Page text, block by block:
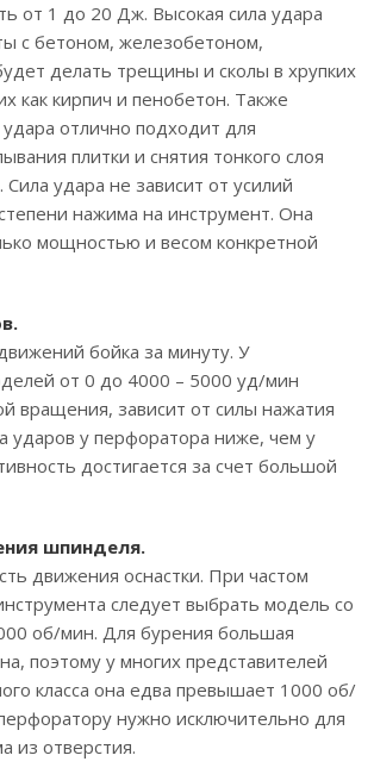
от 1 до 20 Дж. Высокая сила удара
с бетоном, железобетоном,
делать трещины и сколы в хрупких
как кирпич и пенобетон. Также
отлично подходит для
плитки и снятия тонкого слоя
Сила удара не зависит от усилий
нажима на инструмент. Она
мощностью и весом конкретной
бойка за минуту. У
от 0 до 4000 – 5000 уд/мин
вращения, зависит от силы нажатия
ударов у перфоратора ниже, чем у
достигается за счет большой
шпинделя.
движения оснастки. При частом
следует выбрать модель со
об/мин. Для бурения большая
поэтому у многих представителей
класса она едва превышает 1000 об/
нужно исключительно для
из отверстия.